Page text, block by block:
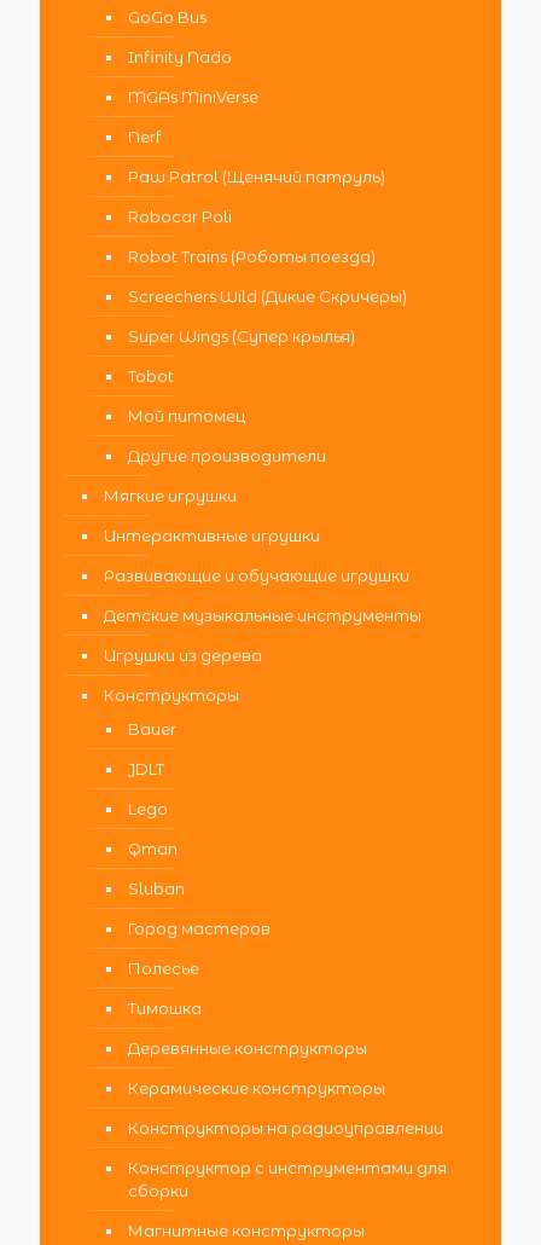
GoGo Bus
Infinity Nado
MGAs MiniVerse
Nerf
Paw Patrol (Щенячий патруль)
Robocar Poli
Robot Trains (Роботы поезда)
Screechers Wild (Дикие Скричеры)
Super Wings (Супер крылья)
Tobot
Мой питомец
Другие производители
Мягкие игрушки
Интерактивные игрушки
Развивающие и обучающие игрушки
Детские музыкальные инструменты
Игрушки из дерева
Конструкторы
Bauer
JDLT
Lego
Qman
Sluban
Город мастеров
Полесье
Тимошка
Деревянные конструкторы
Керамические конструкторы
Конструкторы на радиоуправлении
Конструктор с инструментами для
сборки
Магнитные конструкторы